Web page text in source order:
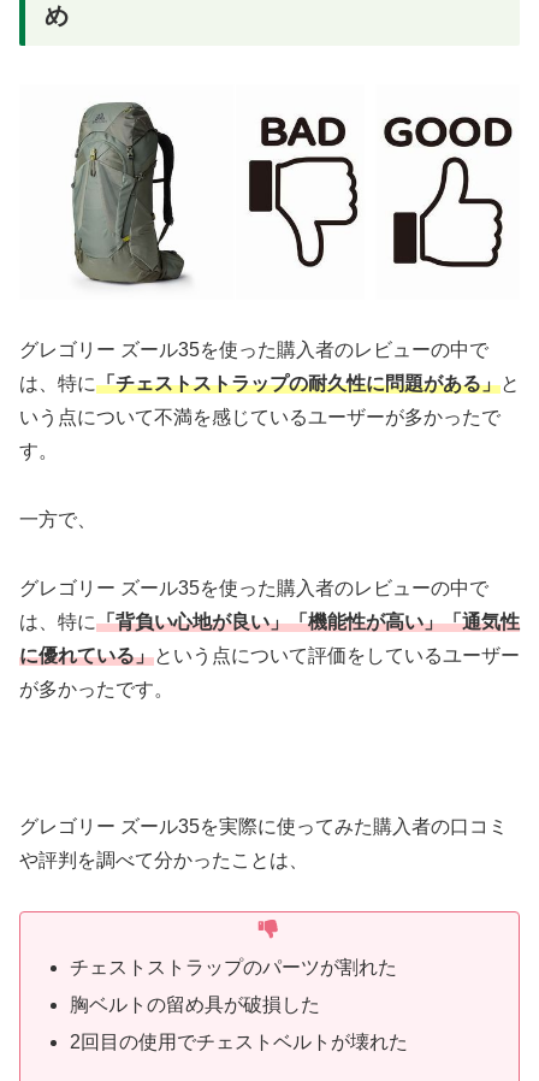
め
グレゴリー ズール35を使った購入者のレビューの中で
は、特に「チェストストラップの耐久性に問題がある」と
いう点について不満を感じているユーザーが多かったで
す。
一方で、
グレゴリー ズール35を使った購入者のレビューの中で
は、特に「背負い心地が良い」「機能性が高い」「通気性
に優れている」という点について評価をしているユーザー
が多かったです。
グレゴリー ズール35を実際に使ってみた購入者の口コミ
や評判を調べて分かったことは、
チェストストラップのパーツが割れた
胸ベルトの留め具が破損した
2回目の使用でチェストベルトが壊れた